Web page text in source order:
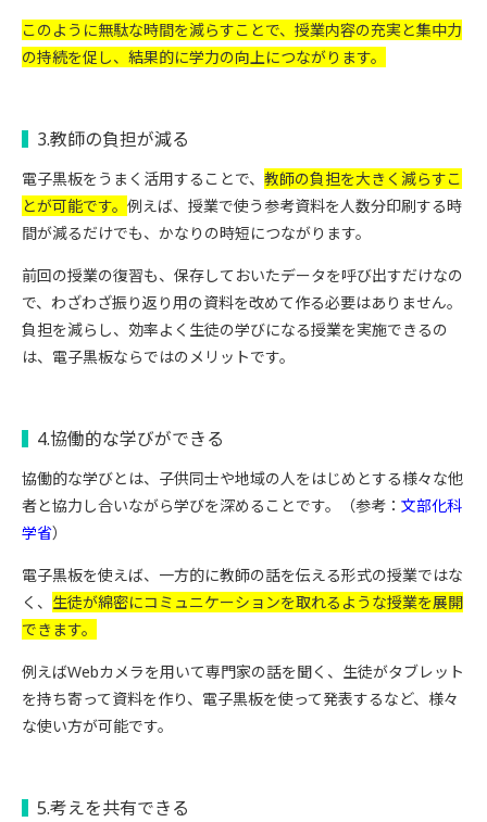
このように無駄な時間を減らすことで、授業内容の充実と集中力
の持続を促し、結果的に学力の向上につながります。
3.教師の負担が減る
電子黒板をうまく活用することで、 教師の負担を大きく減らすこ
とが可能です。 例えば、授業で使う参考資料を人数分印刷する時
間が減るだけでも、かなりの時短につながります。
前回の授業の復習も、保存しておいたデータを呼び出すだけなの
で、わざわざ振り返り用の資料を改めて作る必要はありません。
負担を減らし、効率よく生徒の学びになる授業を実施できるの
は、電子黒板ならではのメリットです。
4.協働的な学びができる
協働的な学びとは、子供同士や地域の人をはじめとする様々な他
者と協力し合いながら学びを深めることです。（参考： 文部化科
学省）
電子黒板を使えば、一方的に教師の話を伝える形式の授業ではな
く、 生徒が綿密にコミュニケーションを取れるような授業を展開
できます。
例えばWebカメラを用いて専門家の話を聞く、生徒がタブレット
を持ち寄って資料を作り、電子黒板を使って発表するなど、様々
な使い方が可能です。
5.考えを共有できる